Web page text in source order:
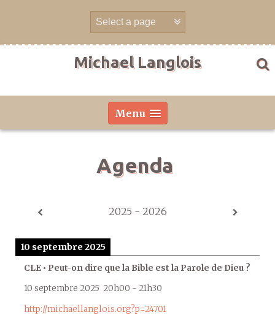
Michael Langlois
Menu
Agenda
2025 - 2026
10 septembre 2025
CLE • Peut-on dire que la Bible est la Parole de Dieu ?
10 septembre 2025 20h00 - 21h30
http://michaellanglois.org?p=24701